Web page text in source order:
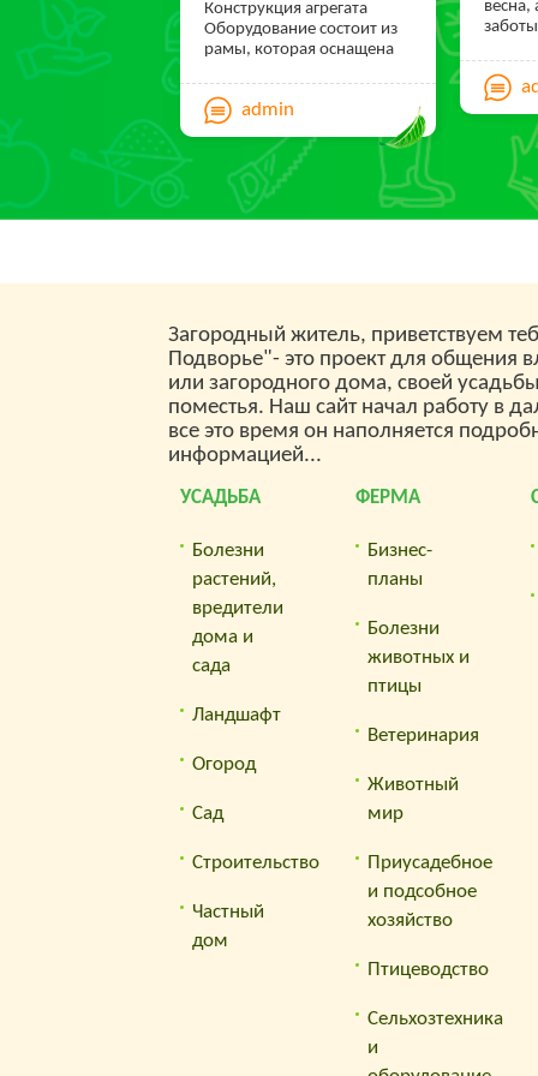
пакетам оценки:SEO,
Трафик и SMM.
продвижение сайта
прозрачным и простым
занятием. Ссылки,
вечные ссылки, статьи,
упоминания, пресс-
для продвижения
вашего сайта.
Что умеет делать
SeoHammer
клик,
подбор запросов,
покупка самых лучших
ссылок с высокой
степенью качества у
лучших бирж ссылок.
— Регулярная
проверка качества
ссылок по более чем
ежедневный пересчет
— Все известные
форматы ссылок:
(упоминания, мнения,
Конструкция агрегата
Оборудование состоит из
рамы, которая оснащена
передаточным
механизмом. Глубину реза
можно регулировать с
помощью передачи винт-
гайка.
admin
весна,
кого-
Загородный житель, приветствуем
Подворье"- это проект для общения
или загородного дома, своей
поместья. Наш сайт начал работу в
все это время он наполняется
информацией...
УСАДЬБА
Болезни
растений,
вредители
дома и
сада
Ландшафт
Огород
Сад
Строительство
Частный
дом
ФЕРМА
Бизнес-
планы
Болезни
животных и
птицы
Ветеринария
Животный
мир
Приусадебное
и подсобное
хозяйство
Птицеводство
Сельхозтехника
и